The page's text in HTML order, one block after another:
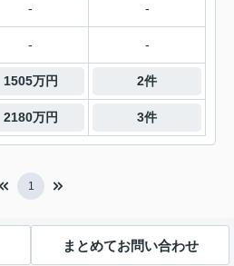
- -
- -
1505万円 2件
2180万円 3件
1
まとめてお問い合わせ